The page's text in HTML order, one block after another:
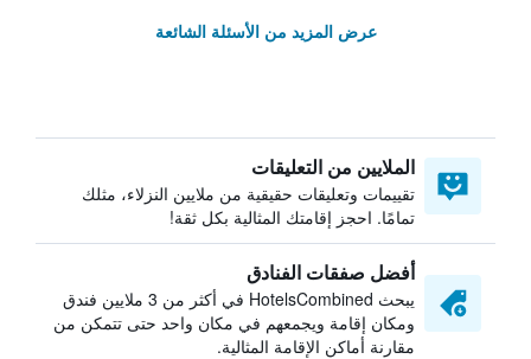
عرض المزيد من الأسئلة الشائعة
الملايين من التعليقات
تقييمات وتعليقات حقيقية من ملايين النزلاء، مثلك
تمامًا. احجز إقامتك المثالية بكل ثقة!
أفضل صفقات الفنادق
يبحث HotelsCombined في أكثر من 3 ملايين فندق
ومكان إقامة ويجمعهم في مكان واحد حتى تتمكن من
مقارنة أماكن الإقامة المثالية.